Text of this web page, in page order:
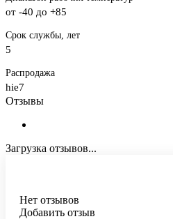
от -40 до +85
Срок службы, лет
5
Распродажа
hie7
Отзывы
Загрузка отзывов...
Нет отзывов
Добавить отзыв